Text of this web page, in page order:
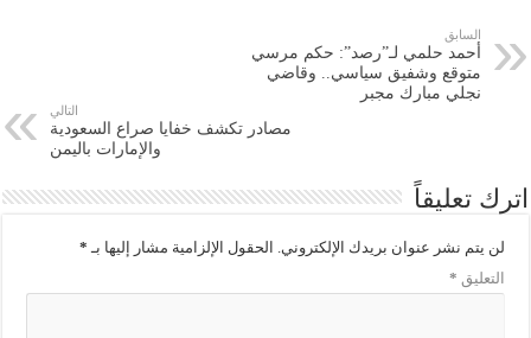
السابق
أحمد حلمي لـ”رصد”: حكم مرسي
متوقع وشفيق سياسي.. وقاضي
نجلي مبارك مجبر
التالي
مصادر تكشف خفايا صراع السعودية
والإمارات باليمن
اترك تعليقاً
لن يتم نشر عنوان بريدك الإلكتروني. الحقول الإلزامية مشار إليها بـ *
التعليق *